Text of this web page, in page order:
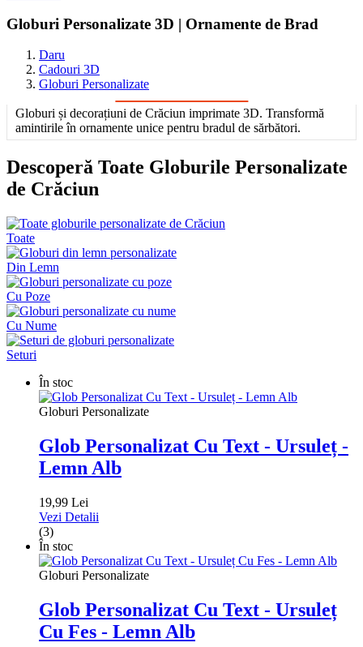
Globuri Personalizate 3D | Ornamente de Brad
Daru
Cadouri 3D
Globuri Personalizate
Globuri și decorațiuni de Crăciun imprimate 3D. Transformă
amintirile în ornamente unice pentru bradul de sărbători.
Descoperă Toate Globurile Personalizate
de Crăciun
Toate
Din Lemn
Cu Poze
Cu Nume
Seturi
În stoc
Globuri Personalizate
Glob Personalizat Cu Text - Ursuleț -
Lemn Alb
19,99 Lei
Vezi Detalii
(3)
În stoc
Globuri Personalizate
Glob Personalizat Cu Text - Ursuleț
Cu Fes - Lemn Alb